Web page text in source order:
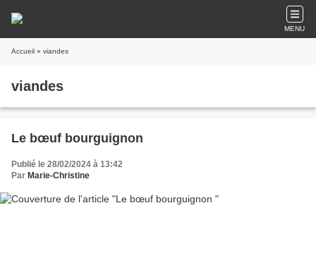
MENU
Accueil » viandes
viandes
Le bœuf bourguignon
Publié le 28/02/2024 à 13:42
Par Marie-Christine